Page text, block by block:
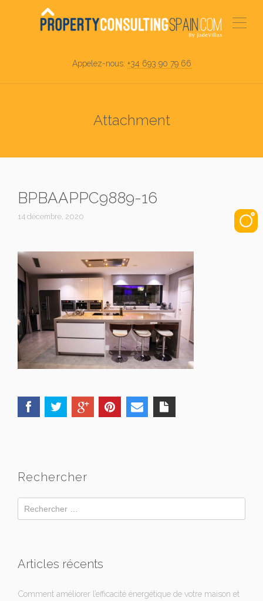
Appelez-nous: +34 693 90 79 66
Attachment
BPBAAPPC9889-16
14 décembre, 2020
Rechercher
Articles récents
Comment améliorer l’efficacité énergétique de votre maison et